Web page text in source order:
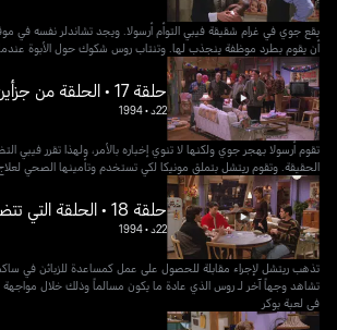
يقع جوي في غرام شقيقة فيبي التوأم أرسولا. ويجد تشاندلر نفسه
أن يقوم بطرد موظفة ينجذب لها. وتنتاب روس شكوك حول الأبوة
حلقة 17 • الحلقة من جزأين (الجزء 2)
22د •
1994
تقوم أرسولا بهجر جوي ولكنها لا تنوي إخباره بالأمر، ولهذا تقرر فيبي
الحقيقة. وتقوم ريتشل بتملق مونيكا لكي تستخدم وتأمينها الصحي
حلقة 18 • الحلقة التي تتضمن كل البوكر
22د •
1994
تذهب ريتشل لإجراء مقابلة للحصول على عمل كمساعدة للزبائن في
تشاهد وجهاً آخر لـ روس الذي عادة ما يكون مسالماً وذلك خلال مواجهة
في لعبة بوكر